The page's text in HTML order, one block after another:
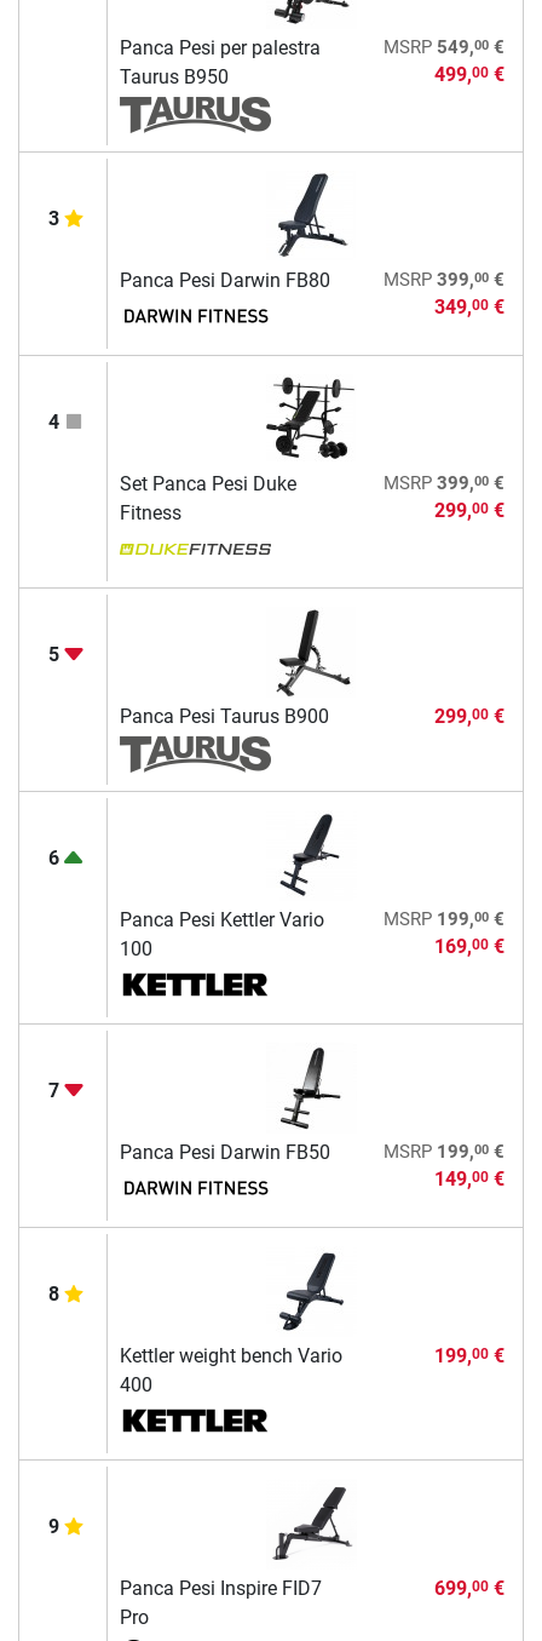
Panca Pesi per palestra
Taurus B950
MSRP 549,00€
499,00€
3
Panca Pesi Darwin FB80 MSRP 399,00€
349,00€
4
Set Panca Pesi Duke
Fitness
MSRP 399,00€
299,00€
5
Panca Pesi Taurus B900 299,00€
6
Panca Pesi Kettler Vario
100
MSRP 199,00€
169,00€
7
Panca Pesi Darwin FB50 MSRP 199,00€
149,00€
8
Kettler weight bench Vario
400
199,00€
9
Panca Pesi Inspire FID7
Pro
699,00€